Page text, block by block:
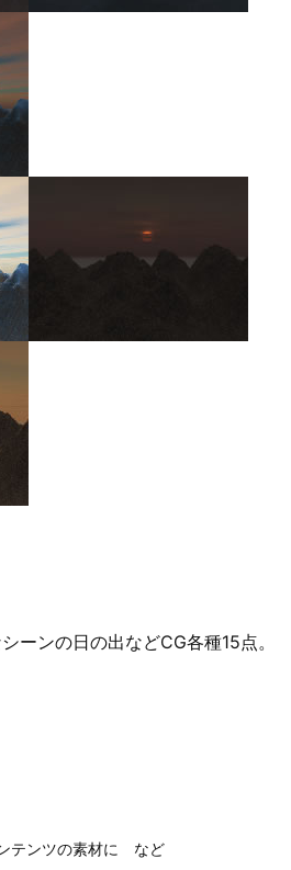
ーンの日の出などCG各種15点。
テンツの素材に など